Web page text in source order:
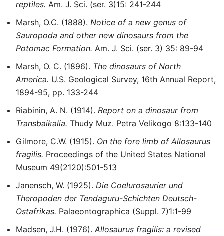
reptiles. Am. J. Sci. (ser. 3)15: 241-244
Marsh, O.C. (1888). Notice of a new genus of
Sauropoda and other new dinosaurs from the
Potomac Formation. Am. J. Sci. (ser. 3) 35: 89-94
Marsh, O. C. (1896). The dinosaurs of North
America. U.S. Geological Survey, 16th Annual Report,
1894-95, pp. 133-244
Riabinin, A. N. (1914). Report on a dinosaur from
Transbaikalia. Thudy Muz. Petra Velikogo 8:133-140
Gilmore, C.W. (1915). On the fore limb of Allosaurus
fragilis. Proceedings of the United States National
Museum 49(2120):501-513
Janensch, W. (1925). Die Coelurosaurier und
Theropoden der Tendaguru-Schichten Deutsch-
Ostafrikas. Palaeontographica (Suppl. 7)1:1-99
Madsen, J.H. (1976). Allosaurus fragilis: a revised